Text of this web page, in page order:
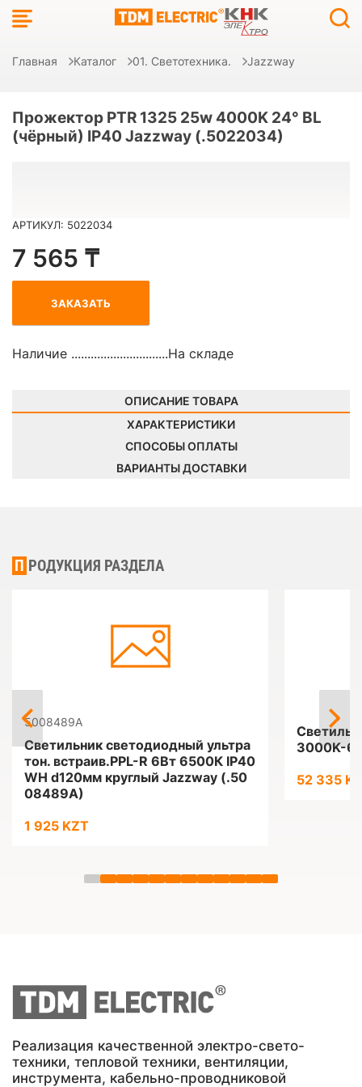
Главная Каталог 01. Светотехника. Jazzway
Прожектор PTR 1325 25w 4000K 24° BL
(чёрный) IP40 Jazzway (.5022034)
АРТИКУЛ: 5022034
7 565 ₸
ЗАКАЗАТЬ
Наличие ..............................На складе
ОПИСАНИЕ ТОВАРА
ХАРАКТЕРИСТИКИ
СПОСОБЫ ОПЛАТЫ
ВАРИАНТЫ ДОСТАВКИ
ПРОДУКЦИЯ РАЗДЕЛА
5008489A
Светильник светодиодный ультра
тон. встраив.PPL-R 6Вт 6500К IP40
WH d120мм круглый Jazzway (.50
08489A)
1 925 KZT
3000K-
52 335
Реализация качественной электро-свето-
техники, тепловой техники, вентиляции,
инструмента, кабельно-проводниковой